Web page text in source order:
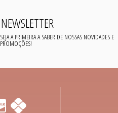
NEWSLETTER
SEJA A PRIMEIRA A SABER DE NOSSAS NOVIDADES E
PROMOÇÕES!